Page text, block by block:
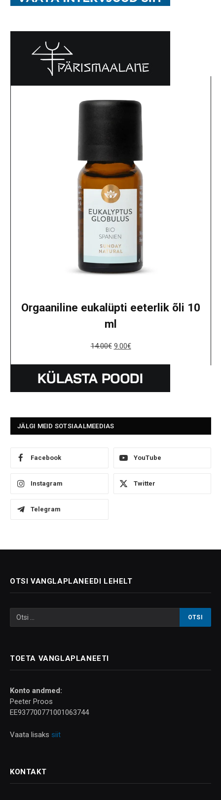
Orgaaniline eukalüpti eeterlik õli 10
ml
14.00€ 9.00€
JÄLGI MEID SOTSIAALMEEDIAS
Facebook YouTube
Instagram Twitter
Telegram
OTSI VANGLAPLANEEDI LEHELT
TOETA VANGLAPLANEETI
Konto andmed:
Peeter Proos
EE937700771001063744
Vaata lisaks siit
KONTAKT